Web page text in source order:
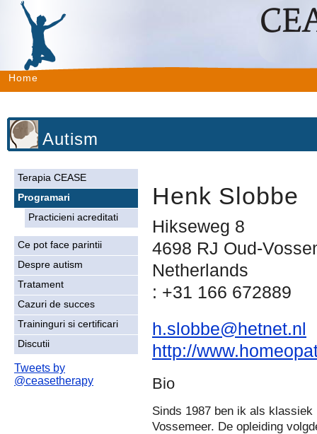
Home
Autism
Terapia CEASE
Programari
Practicieni acreditati
Ce pot face parintii
Despre autism
Tratament
Cazuri de succes
Traininguri si certificari
Discutii
Tweets by
@ceasetherapy
Henk Slobbe
Hikseweg 8
4698 RJ Oud-
Netherlands
: +31 166 672889
h.slobbe@hetnet.nl
http://
Bio
Sinds 1987 ben ik als
Vossemeer. De opleiding